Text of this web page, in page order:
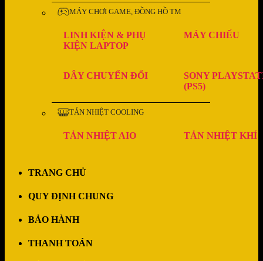
MÁY CHƠI GAME, ĐỒNG HỒ TM
LINH KIỆN & PHỤ
KIỆN LAPTOP
MÁY CHIẾU
DÂY CHUYỂN ĐỔI
SONY
(PS5)
TẢN NHIỆT COOLING
TẢN NHIỆT AIO TẢN NHIỆT KHÍ
TRANG CHỦ
QUY ĐỊNH CHUNG
BẢO HÀNH
THANH TOÁN